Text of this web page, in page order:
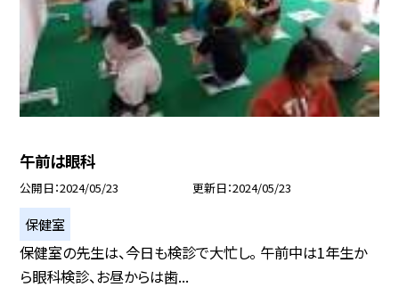
午前は眼科
公開日 2024/05/23 更新日 2024/05/23
保健室
保健室の先生は、今日も検診で大忙し。 午前中は1年生か
ら眼科検診、お昼からは歯...